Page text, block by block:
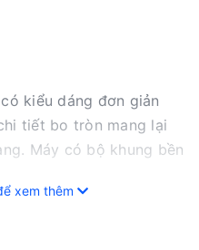
kiểu dáng đơn giản
tiết bo tròn mang lại
Máy có bộ khung bền
sẽ chịu đựng được các
xem thêm